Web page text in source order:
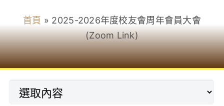
明才人學習藍圖
明才人成長階梯
教師專業社群
首頁 » 2025-2026年度校友會周年會員大會
(Zoom Link)